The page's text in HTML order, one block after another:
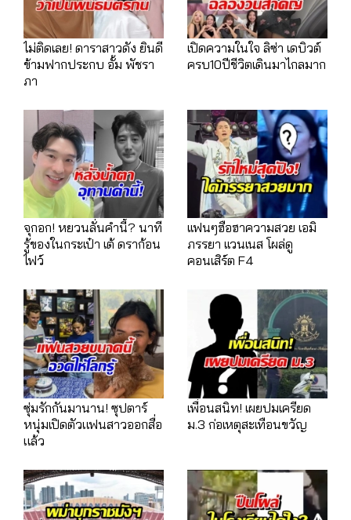
ไม่ติดเลย! ดาราสาวดัง ยินดี
ข้ามฟากประกบ อั้ม พัชรา
ภา
เปิดความในใจ ลิซ่า เดบิวต์
ครบ10ปีชีวิตเดินมาไกลมาก
จุกอก! หยวนลั่นคำนี้? นาที
รู้ของในกระเป๋า เต้ ดราก้อน
ไฟว์
เเฟนๆฮือฮาความสวย เอมิ
ภรรยา เเวนเนส โผล่ดู
คอนเสิร์ต F4
ซุ่มรักกันมานาน! ซุปตาร์
หนุ่มเปิดตัวแฟนสาวออกสื่อ
แล้ว
เพื่อนสนิท! เผยปมเครียด
ม.3 ก่อเหตุสะเทือนขวัญ